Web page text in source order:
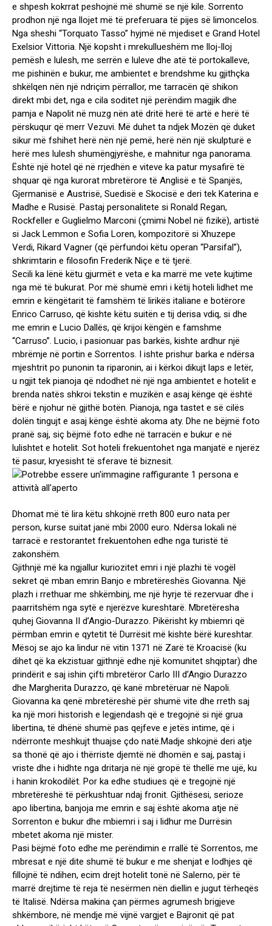
e shpesh kokrrat peshojnë më shumë se një kile. Sorrento
prodhon një nga llojet më të preferuara të pijes së limoncelos.
Nga sheshi “Torquato Tasso” hyjmë në mjediset e Grand Hotel
Exelsior Vittoria. Një kopsht i mrekullueshëm me lloj-lloj
pemësh e lulesh, me serrën e luleve dhe atë të portokalleve,
me pishinën e bukur, me ambientet e brendshme ku gjithçka
shkëlqen nën një ndriçim përrallor, me tarracën që shikon
direkt mbi det, nga e cila soditet një perëndim magjik dhe
pamja e Napolit në muzg nën atë dritë herë të artë e herë të
përskuqur që merr Vezuvi. Më duhet ta ndjek Mozën që duket
sikur më fshihet herë nën një pemë, herë nën një skulpturë e
herë mes lulesh shumëngjyrëshe, e mahnitur nga panorama.
Është një hotel që në rrjedhën e viteve ka patur mysafirë të
shquar që nga kurorat mbretërore të Anglisë e të Spanjës,
Gjermanisë e Austrisë, Suedisë e Skocisë e deri tek Katerina e
Madhe e Rusisë. Pastaj personalitete si Ronald Regan,
Rockfeller e Guglielmo Marconi (çmimi Nobel në fizikë), artistë
si Jack Lemmon e Sofia Loren, kompozitorë si Xhuzepe
Verdi, Rikard Vagner (që përfundoi këtu operan “Parsifal”),
shkrimtarin e filosofin Frederik Niçe e të tjerë.
Secili ka lënë këtu gjurmët e veta e ka marrë me vete kujtime
nga më të bukurat. Por më shumë emri i këtij hoteli lidhet me
emrin e këngëtarit të famshëm të lirikës italiane e botërore
Enrico Carruso, që kishte këtu suitën e tij derisa vdiq, si dhe
me emrin e Lucio Dallës, që krijoi këngën e famshme
“Carruso”. Lucio, i pasionuar pas barkës, kishte ardhur një
mbrëmje në portin e Sorrentos. I ishte prishur barka e ndërsa
mjeshtrit po punonin ta riparonin, ai i kërkoi dikujt laps e letër,
u ngjit tek pianoja që ndodhet në një nga ambientet e hotelit e
brenda natës shkroi tekstin e muzikën e asaj kënge që është
bërë e njohur në gjithë botën. Pianoja, nga tastet e së cilës
dolën tingujt e asaj kënge është akoma aty. Dhe ne bëjmë foto
pranë saj, siç bëjmë foto edhe në tarracën e bukur e në
lulishtet e hotelit. Sot hoteli frekuentohet nga manjatë e njerëz
të pasur, kryesisht të sferave të biznesit.
Dhomat më të lira këtu shkojnë rreth 800 euro nata per
person, kurse suitat janë mbi 2000 euro. Ndërsa lokali në
tarracë e restorantet frekuentohen edhe nga turistë të
zakonshëm.
Gjithnjë më ka ngjallur kuriozitet emri i një plazhi të vogël
sekret që mban emrin Banjo e mbretëreshës Giovanna. Një
plazh i rrethuar me shkëmbinj, me një hyrje të rezervuar dhe i
paarritshëm nga sytë e njerëzve kureshtarë. Mbretëresha
quhej Giovanna II d’Angio-Durazzo. Pikërisht ky mbiemri që
përmban emrin e qytetit të Durrësit më kishte bërë kureshtar.
Mësoj se ajo ka lindur në vitin 1371 në Zarë të Kroacisë (ku
dihet që ka ekzistuar gjithnjë edhe një komunitet shqiptar) dhe
prindërit e saj ishin çifti mbretëror Carlo III d’Angio Durazzo
dhe Margherita Durazzo, që kanë mbretëruar në Napoli.
Giovanna ka qenë mbretëreshë për shumë vite dhe rreth saj
ka një mori historish e legjendash që e tregojnë si një grua
libertina, të dhënë shumë pas qejfeve e jetës intime, që i
ndërronte meshkujt thuajse çdo natë.Madje shkojnë deri atje
sa thonë që ajo i thërriste djemtë në dhomën e saj, pastaj i
vriste dhe i hidhte nga dritarja në një gropë të thellë me ujë, ku
i hanin krokodilët. Por ka edhe studiues që e tregojnë një
mbretëreshë të përkushtuar ndaj fronit. Gjithësesi, serioze
apo libertina, banjoja me emrin e saj është akoma atje në
Sorrenton e bukur dhe mbiemri i saj i lidhur me Durrësin
mbetet akoma një mister.
Pasi bëjmë foto edhe me perëndimin e rrallë të Sorrentos, me
mbresat e një dite shumë të bukur e me shenjat e lodhjes që
fillojnë të ndihen, ecim drejt hotelit tonë në Salerno, për të
marrë drejtime të reja të nesërmen nën diellin e jugut tërheqës
të Italisë. Ndërsa makina çan përmes agrumesh brigjeve
shkëmbore, në mendje më vijnë vargjet e Bajronit që pat